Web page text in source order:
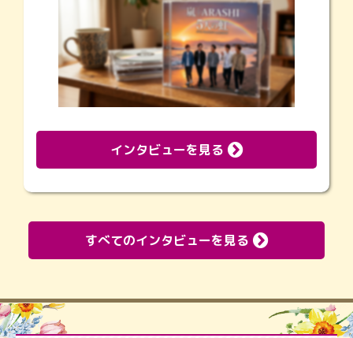
インタビューを見る
すべてのインタビューを見る